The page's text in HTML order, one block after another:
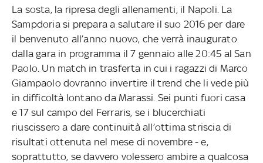
La sosta, la ripresa degli allenamenti, il Napoli. La
Sampdoria si prepara a salutare il suo 2016 per dare
il benvenuto all’anno nuovo, che verrà inaugurato
dalla gara in programma il 7 gennaio alle 20:45 al San
Paolo. Un match in trasferta in cui i ragazzi di Marco
Giampaolo dovranno invertire il trend che li vede più
in difficoltà lontano da Marassi. Sei punti fuori casa
e 17 sul campo del Ferraris, se i blucerchiati
riuscissero a dare continuità all’ottima striscia di
risultati ottenuta nel mese di novembre - e,
soprattutto, se davvero volessero ambire a qualcosa